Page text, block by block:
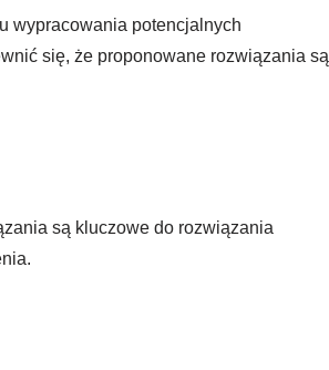
wypracowania potencjalnych
się, że proponowane rozwiązania są
są kluczowe do rozwiązania